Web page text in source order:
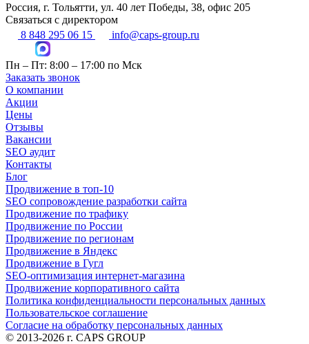
Россия, г. Тольятти, ул. 40 лет Победы, 38, офис 205
Связаться с директором
8 848 295 06 15
info@caps-group.ru
Пн – Пт: 8:00 – 17:00 по Мск
Заказать звонок
О компании
Акции
Цены
Отзывы
Вакансии
SEO аудит
Контакты
Блог
Продвижение в топ-10
SEO сопровождение разработки сайта
Продвижение по трафику
Продвижение по России
Продвижение по регионам
Продвижение в Яндекс
Продвижение в Гугл
SEO-оптимизация интернет-магазина
Продвижение корпоративного сайта
Политика конфиденциальности персональных данных
Пользовательское соглашение
Согласие на обработку персональных данных
© 2013-2026 г. CAPS GROUP